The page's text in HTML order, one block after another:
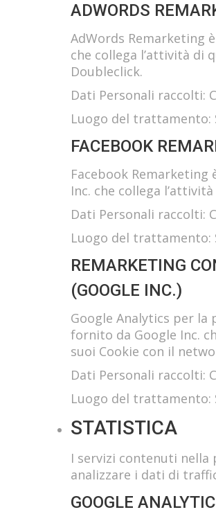
ADWORDS
AdWords Remarketing
che collega l’attività di
Doubleclick.
Dati Personali raccolti:
Luogo del trattamento:
FACEBOOK
Facebook
Inc. che collega
Dati Personali raccolti:
Luogo del trattamento:
REMARKETING
(GOOGLE INC.)
Google Analytics per
fornito da Google Inc.
suoi Cookie con il
Dati Personali raccolti:
Luogo del trattamento:
STATISTICA
I servizi contenuti
analizzare i dati di
GOOGLE